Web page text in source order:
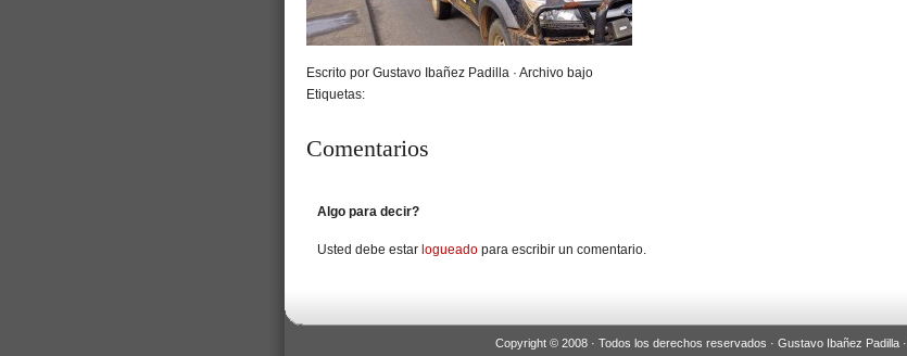
Escrito por Gustavo Ibañez Padilla · Archivo bajo
Etiquetas:
Comentarios
Algo para decir?
Usted debe estar logueado para escribir un comentario.
Copyright © 2008 · Todos los derechos reservados · Gustavo Ibañez Padilla ·